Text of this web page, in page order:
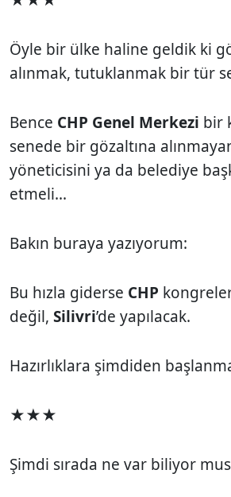
Öyle bir ülke haline geldik ki
alınmak, tutuklanmak bir tür
Bence CHP Genel Merkezi bir
senede bir gözaltına
yöneticisini ya da belediye
etmeli...
Bakın buraya yazıyorum:
Bu hızla giderse CHP
değil, Silivri’de yapılacak.
Hazırlıklara şimdiden
★★★
Şimdi sırada ne var biliyor